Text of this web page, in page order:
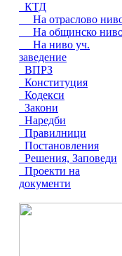
КТД
На отраслово
На общинско
На ниво уч.
заведение
ВПРЗ
Конституция
Кодекси
Закони
Наредби
Правилници
Постановления
Решения, Заповеди
Проекти на
документи